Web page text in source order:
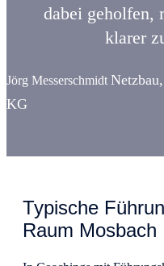
dabei geholfen,
klarer
Jörg Messerschmidt
KG
Typische
Raum Mosbach